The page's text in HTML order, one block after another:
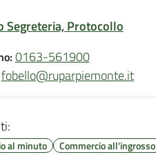
Segreteria, Protocollo
0163-561900
fobello@ruparpiemonte.it
al minuto Commercio all'ingrosso